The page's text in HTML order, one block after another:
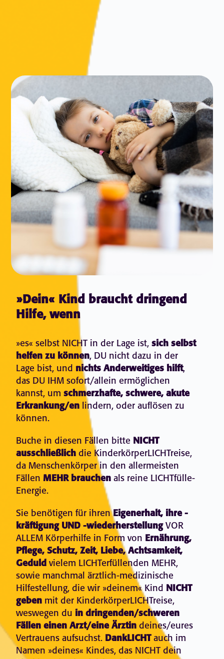
»Dein« Kind braucht dringend
Hilfe, wenn
»es« selbst NICHT in der Lage ist,sich selbst
helfen zu können, DU nicht dazu in der
Lage bist, und nichts Anderweitiges hilft,
das DU IHM sofort/allein ermöglichen
kannst, umschmerzhafte, schwere, akute
Erkrankung/en lindern, oder auflösen zu
können.
Buche in diesen Fällen bitte NICHT
ausschließlich die KinderkörperLICHTreise,
da Menschenkörper in den allermeisten
Fällen MEHR brauchen als reine LICHTfülle-
Energie.
Sie benötigen für ihrenEigenerhalt, ihre -
kräftigung UND -wiederherstellungVOR
ALLEM Körperhilfe in Form von
Ernährung,
Pflege, Schutz, Zeit, Liebe, Achtsamkeit,
Geduld vielem LICHTerfüllenden MEHR,
sowie manchmal ärztlich-medizinische
Hilfestellung, die wir »deinem« Kind NICHT
geben mit der KinderkörperLICHTreise,
weswegen du in dringenden/schweren
Fällen einen Arzt/eine Ärztin deines/eures
Vertrauens aufsuchst. DankLICHTauch im
Namen »deines« Kindes, das NICHT dein